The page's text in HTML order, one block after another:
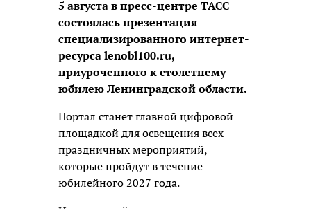
5 августа в пресс-центре ТАСС
состоялась презентация
специализированного интернет-
ресурса lenobl100.ru,
приуроченного к столетнему
юбилею Ленинградской области.
Портал станет главной цифровой
площадкой для освещения всех
праздничных мероприятий,
которые пройдут в течение
юбилейного 2027 года.